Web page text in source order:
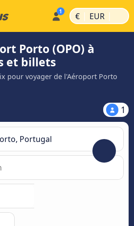
€ | EUR |
Porto (OPO) à
et billets
pour voyager de l'Aéroport Porto
1